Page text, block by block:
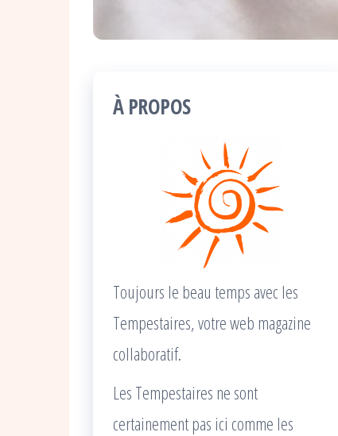
À PROPOS
Toujours le beau temps avec les
Tempestaires, votre web magazine
collaboratif.
Les Tempestaires ne sont
certainement pas ici comme les